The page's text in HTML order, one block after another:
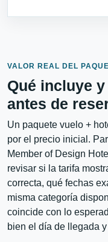
VALOR REAL DEL
Qué incluye
antes de
Un paquete vuelo +
por el precio inicial.
Member of Design
revisar si la tarifa
correcta, qué fechas
misma categoría
coincide con lo
bien el día de llegada